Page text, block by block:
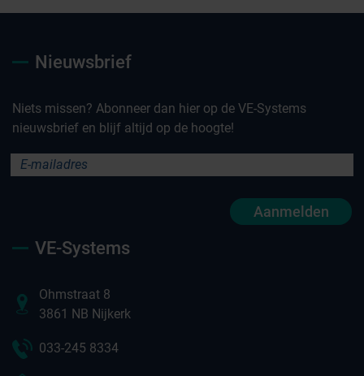
Nieuwsbrief
Niets missen? Abonneer dan hier op de VE-Systems
nieuwsbrief en blijf altijd op de hoogte!
Aanmelden
VE-Systems
Ohmstraat 8
3861 NB Nijkerk
033-245 8334